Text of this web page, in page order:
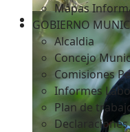
Mapas
GOBIERNO
Alcaldia
Concejo
Comisiones
Informes
Plan de